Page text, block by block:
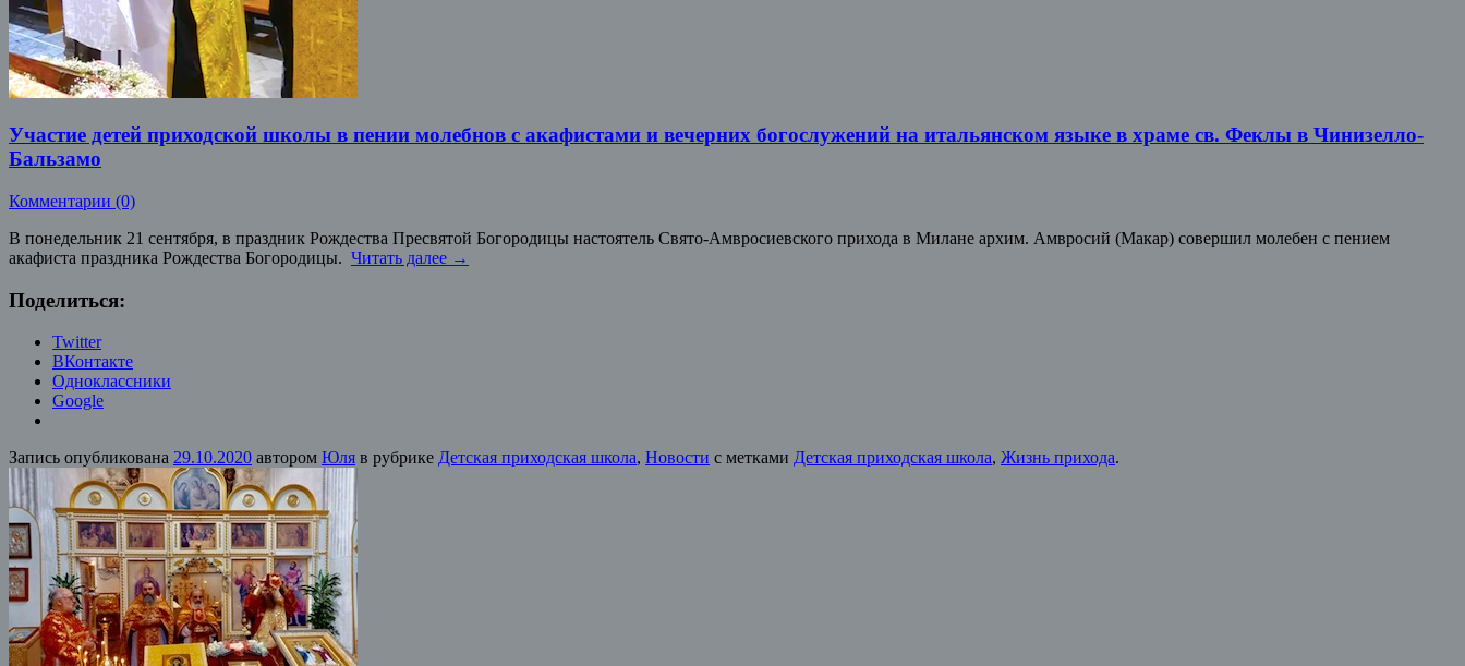
Участие детей приходской школы в пении молебнов с акафистами и вечерних богослужений на итальянском языке в храме св. Феклы в Чинизелло-
Бальзамо
Комментарии (0)
В понедельник 21 сентября, в праздник Рождества Пресвятой Богородицы настоятель Свято-Амвросиевского прихода в Милане архим. Амвросий (Макар) совершил молебен с пением
акафиста праздника Рождества Богородицы. Читать далее →
Поделиться:
Twitter
ВКонтакте
Одноклассники
Google
Запись опубликована 29.10.2020 автором Юля в рубрике Детская приходская школа, Новости с метками Детская приходская школа, Жизнь прихода.